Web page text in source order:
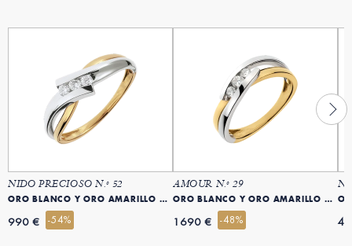
NIDO PRECIOSO N.º 52
ORO BLANCO Y ORO AMARILLO 18 QUILATES (750)
990 € -54%
AMOUR N.º 29
ORO BLANCO Y ORO AMARILLO 18 QUILATES (750)
1690 € -48%